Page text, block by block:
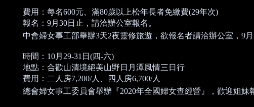
費用：每名600元、滿80歲以上松年長者免繳費(29年次)
報名： 9月 30日止，請洽辦公室報名。
中會婦女事工部舉辦3天2夜靈修旅遊，欲報名者請洽辦公室， 9月
時間： 10月 29-31 日 (四-六)
地點：合歡山清境絕美山野日月潭風情三日行
費用：二人房7,200/人、四人房6,700/人
總會婦女事工委員會舉辦『2020年全國婦女查經營』，歡迎姐妹